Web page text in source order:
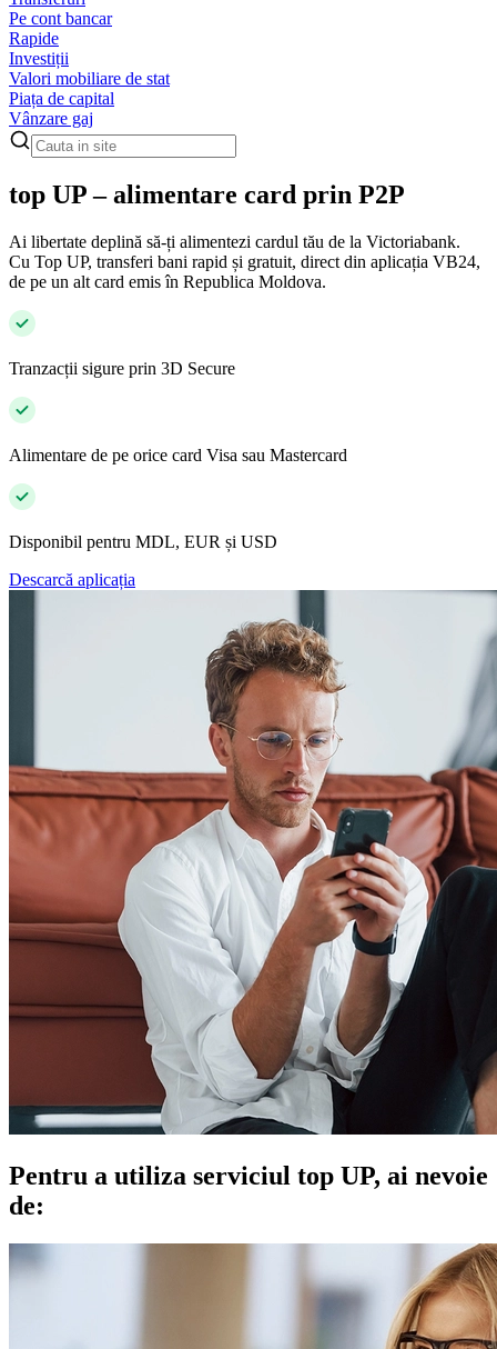
Pe cont bancar
Rapide
Investiții
Valori mobiliare de stat
Piața de capital
Vânzare gaj
top UP – alimentare card prin P2P
Ai libertate deplină să-ți alimentezi cardul tău de la Victoriabank.
Cu Top UP, transferi bani rapid și gratuit, direct din aplicația VB24,
de pe un alt card emis în Republica Moldova.
Tranzacții sigure prin 3D Secure
Alimentare de pe orice card Visa sau Mastercard
Disponibil pentru MDL, EUR și USD
Descarcă aplicația
Pentru a utiliza serviciul top UP, ai nevoie
de: